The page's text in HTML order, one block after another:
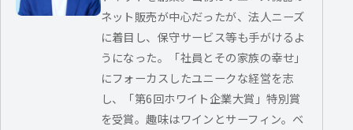
ネット販売が中心だったが、法人ニーズ
に着目し、保守サービス等も手がけるよ
うになった。「社員とその家族の幸せ」
にフォーカスしたユニークな経営を志
し、「第6回ホワイト企業大賞」特別賞
を受賞。趣味はワインとサーフィン。ベ